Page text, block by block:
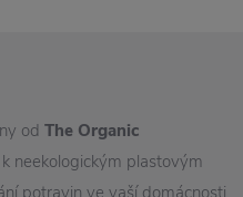
od The Organic
neekologickým plastovým
potravin ve vaší domácnosti